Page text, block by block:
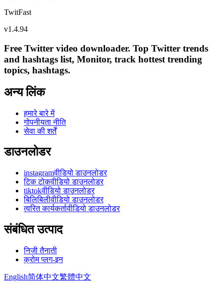
TwitFast
v1.4.94
Free Twitter video downloader. Top Twitter trends
and hashtags list, Monitor, track hottest trending
topics, hashtags.
अन्य लिंक
हमारे बारे में
गोपनीयता नीति
सेवा की शर्तें
डाउनलोडर
instagramवीडियो डाउनलोडर
टिक टोकवीडियो डाउनलोडर
tiktokवीडियो डाउनलोडर
बिलिबिलीवीडियो डाउनलोडर
त्वरित कार्यकर्तावीडियो डाउनलोडर
संबंधित उत्पाद
निजी तैनाती
क्रोम प्लग-इन
English简体中文繁體中文